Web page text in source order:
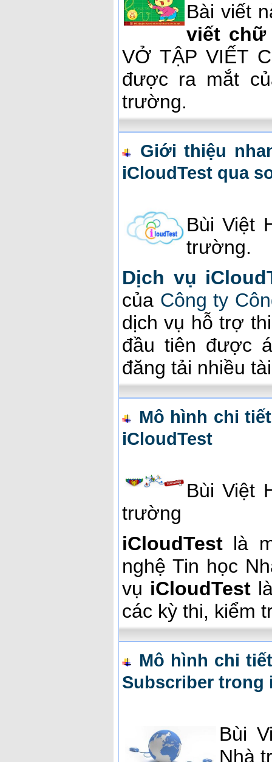
Bài viết
viết chữ
VỞ TẬP VIẾT
được ra mắt
trường.
Giới thiệu
iCloudTest qua
Bùi Việt
trường.
Dịch vụ
của Công ty
dịch vụ hỗ trợ
đầu tiên được
đăng tải nhiều
Mô hình chi
iCloudTest
Bùi Việt
trường
iCloudTest là
nghệ Tin học
vụ iCloudTestlà
các kỳ thi, kiểm
Mô hình chi
Subscriber trong
Bùi
Nhà